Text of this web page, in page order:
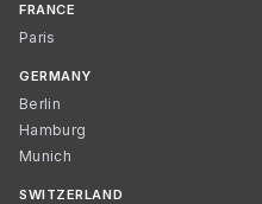
FRANCE
Paris
GERMANY
Berlin
Hamburg
Munich
SWITZERLAND